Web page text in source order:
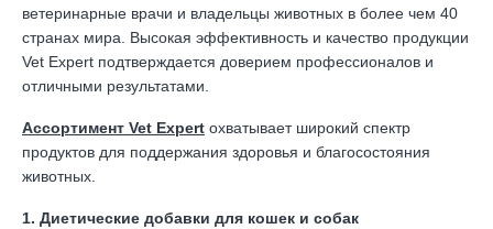
ветеринарные врачи и владельцы животных в более чем 40
странах мира. Высокая эффективность и качество продукции
Vet Expert подтверждается доверием профессионалов и
отличными результатами.
Ассортимент Vet Expert охватывает широкий спектр
продуктов для поддержания здоровья и благосостояния
животных.
1. Диетические добавки для кошек и собак